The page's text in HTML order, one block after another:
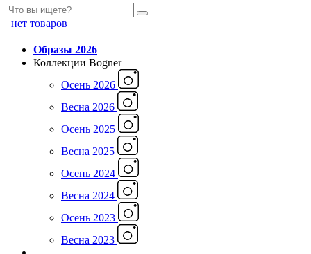
нет товаров
Образы 2026
Коллекции Bogner
Осень 2026
Весна 2026
Осень 2025
Весна 2025
Осень 2024
Весна 2024
Осень 2023
Весна 2023